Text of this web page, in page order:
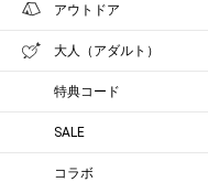
アウトドア
大人（アダルト）
特典コード
SALE
コラボ